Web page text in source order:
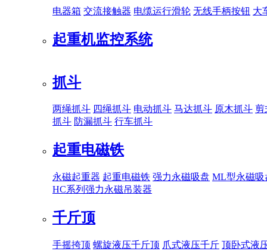
电器箱 交流接触器 电缆运行滑轮 无线手柄按钮 大
起重机监控系统
抓斗
两绳抓斗 四绳抓斗 电动抓斗 马达抓斗 原木抓斗 剪
抓斗 防漏抓斗 行车抓斗
起重电磁铁
永磁起重器 起重电磁铁 强力永磁吸盘 ML型永磁吸
HC系列强力永磁吊装器
千斤顶
手摇挎顶 螺旋液压千斤顶 爪式液压千斤 顶卧式液